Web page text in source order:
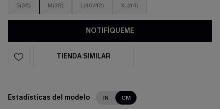
S(36) M(38) L(40/42) XL(44)
NOTIFÍQUEME
TIENDA SIMILAR
Estadísticas del modelo IN CM